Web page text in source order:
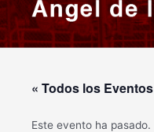
« Todos los Eventos
Este evento ha pasado.